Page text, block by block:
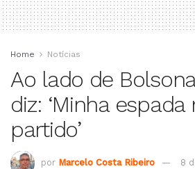
Home Notícias
Ao lado de
diz: ‘Minha
partido’
por Marcelo Costa Ribeiro 8